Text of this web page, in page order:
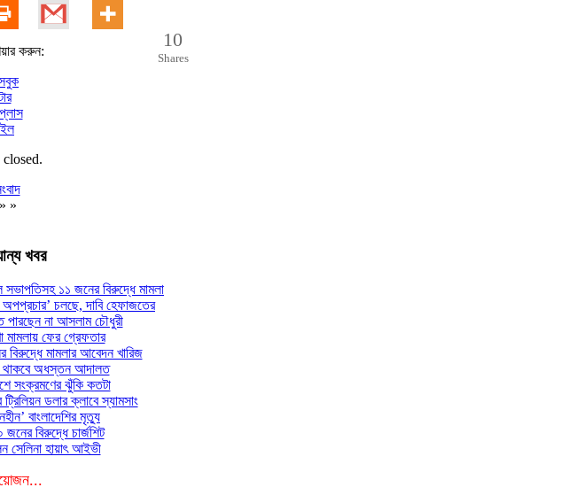
10
Shares
করুন:
» »
খবর
সভাপতিসহ ১১ জনের বিরুদ্ধে মামলা
অপপ্রচার’ চলছে, দাবি হেফাজতের
পারছেন না আসলাম চৌধুরী
মামলায় ফের গ্রেফতার
মামলার আবেদন খারিজ
অধস্তন আদালত
সংক্রমণের ঝুঁকি কতটা
ডলার ক্লাবে স্যামসাং
বাংলাদেশির মৃত্যু
বিরুদ্ধে চার্জশিট
সেলিনা হায়াৎ আইভী